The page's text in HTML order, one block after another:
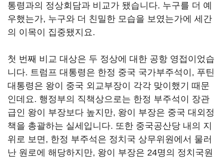
통령과의 정상회담과 비교가 됐습니다. 누구를 더 예
우했는가, 누구와 더 친밀한 모습을 보였는가에 세간
의 이목이 집중됐지요.
첫 번째 비교 대상은 두 정상에 대한 공항 영접이었습
니다. 트럼프 대통령은 한정 중국 국가부주석이, 푸틴
대통령은 왕이 중국 외교부장이 각각 맞이했기 때문
인데요. 행정부의 직책상으로는 한정 부주석이 장관
급인 왕이 부장보다 높지만, 왕이 부장은 중국 대외정
책을 총괄하는 실세입니다. 또한 중국공산당 내의 지
위로 보면, 한정 부주석은 정치국 상무위원에서 물러
난 원로에 해당하지만, 왕이 부장은 24명의 정치국원